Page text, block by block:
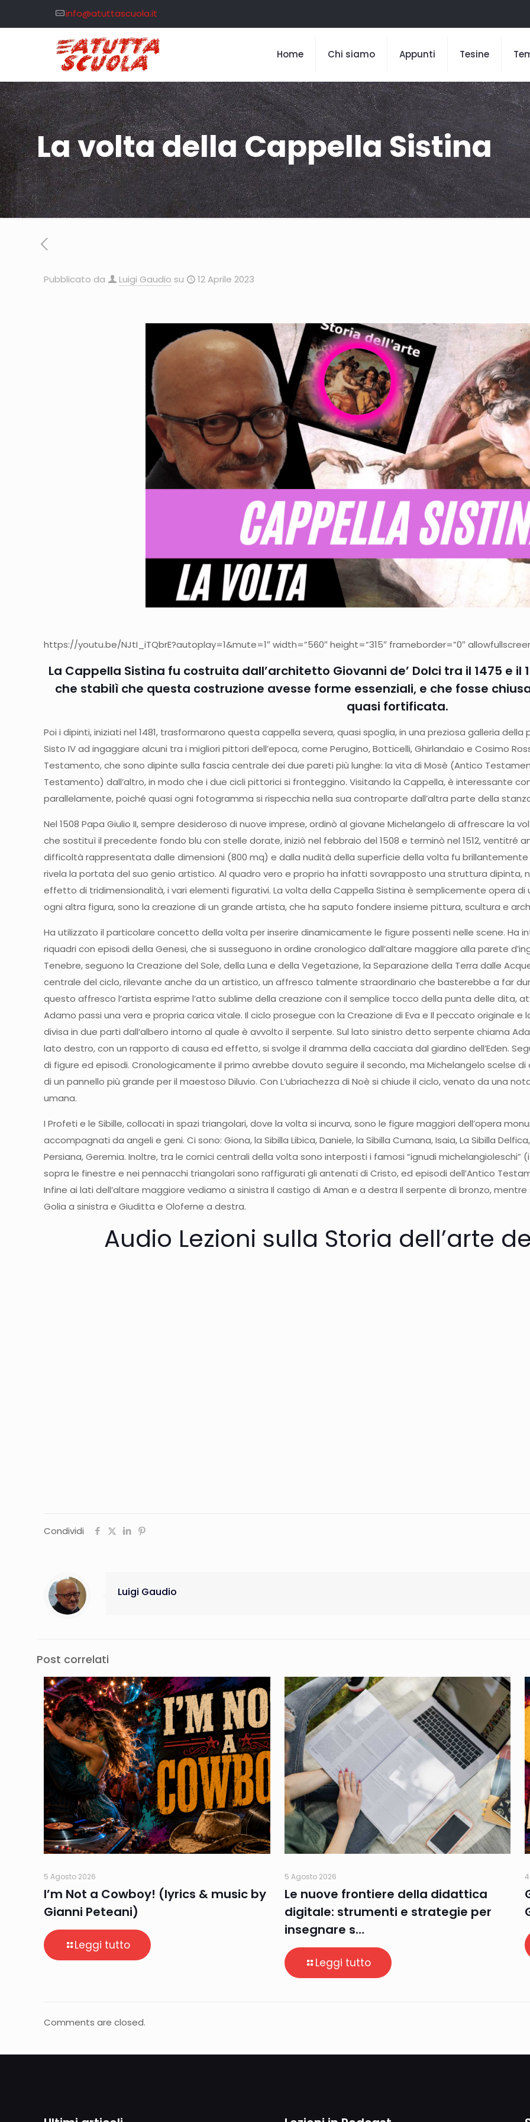
info@atuttascuola.it
Home Chi siamo Appunti Tesine
La volta della Cappella Sistina
Pubblicato da Luigi Gaudio su 12 Aprile 2023
https://youtu.be/NJtI_iTQbrE?autoplay=1&mute=1″ width=”560″ height=”315″ frameborder=”0″
La Cappella Sistina fu costruita dall’architetto Giovanni de’ Dolci tra il 1475 e
che stabilì che questa costruzione avesse forme essenziali, e che fosse
quasi fortificata.
Poi i dipinti, iniziati nel 1481, trasformarono questa cappella severa, quasi spoglia, in una preziosa galleria
Sisto IV ad ingaggiare alcuni tra i migliori pittori dell’epoca, come Perugino, Botticelli, Ghirlandaio e Cosimo
Testamento, che sono dipinte sulla fascia centrale dei due pareti più lunghe: la vita di Mosè (Antico
Testamento) dall’altro, in modo che i due cicli pittorici si fronteggino. Visitando la Cappella, è interessante
parallelamente, poiché quasi ogni fotogramma si rispecchia nella sua controparte dall’altra parte della
Nel 1508 Papa Giulio II, sempre desideroso di nuove imprese, ordinò al giovane Michelangelo di affrescare la
che sostituì il precedente fondo blu con stelle dorate, iniziò nel febbraio del 1508 e terminò nel 1512, ventitré
difficoltà rappresentata dalle dimensioni (800 mq) e dalla nudità della superficie della volta fu brillantemente
rivela la portata del suo genio artistico. Al quadro vero e proprio ha infatti sovrapposto una struttura
effetto di tridimensionalità, i vari elementi figurativi. La volta della Cappella Sistina è semplicemente opera di
ogni altra figura, sono la creazione di un grande artista, che ha saputo fondere insieme pittura, scultura e
Ha utilizzato il particolare concetto della volta per inserire dinamicamente le figure possenti nelle scene. Ha
riquadri con episodi della Genesi, che si susseguono in ordine cronologico dall’altare maggiore alla parete
Tenebre, seguono la Creazione del Sole, della Luna e della Vegetazione, la Separazione della Terra dalle
centrale del ciclo, rilevante anche da un artistico, un affresco talmente straordinario che basterebbe a far
questo affresco l’artista esprime l’atto sublime della creazione con il semplice tocco della punta delle dita,
Adamo passi una vera e propria carica vitale. Il ciclo prosegue con la Creazione di Eva e Il peccato originale e
divisa in due parti dall’albero intorno al quale è avvolto il serpente. Sul lato sinistro detto serpente chiama
lato destro, con un rapporto di causa ed effetto, si svolge il dramma della cacciata dal giardino dell’Eden.
di figure ed episodi. Cronologicamente il primo avrebbe dovuto seguire il secondo, ma Michelangelo scelse
di un pannello più grande per il maestoso Diluvio. Con L’ubriachezza di Noè si chiude il ciclo, venato da una
umana.
I Profeti e le Sibille, collocati in spazi triangolari, dove la volta si incurva, sono le figure maggiori dell’opera
accompagnati da angeli e geni. Ci sono: Giona, la Sibilla Libica, Daniele, la Sibilla Cumana, Isaia, La Sibilla
Persiana, Geremia. Inoltre, tra le cornici centrali della volta sono interposti i famosi “ignudi
sopra le finestre e nei pennacchi triangolari sono raffigurati gli antenati di Cristo, ed episodi dell’Antico
Infine ai lati dell’altare maggiore vediamo a sinistra Il castigo di Aman e a destra Il serpente di bronzo,
Golia a sinistra e Giuditta e Oloferne a destra.
Audio Lezioni sulla Storia dell’arte
Condividi
Luigi Gaudio
Post correlati
5 Agosto 2026
I’m Not a Cowboy! (lyrics & music by
Gianni Peteani)
Leggi tutto
5 Agosto 2026
Le nuove frontiere della didattica
digitale: strumenti e strategie per
insegnare s…
Leggi tutto
Comments are closed.